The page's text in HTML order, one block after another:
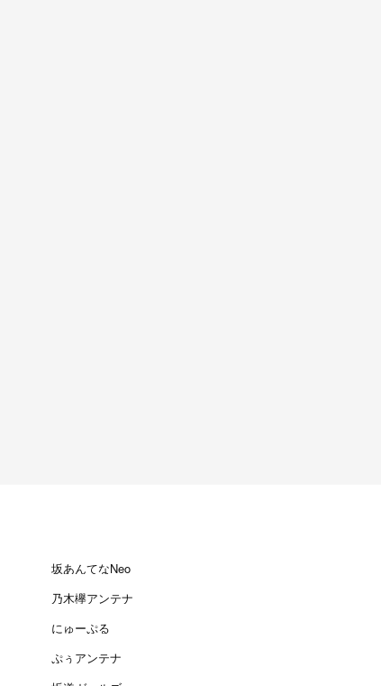
坂あんてなNeo
乃木欅アンテナ
にゅーぷる
ぷぅアンテナ